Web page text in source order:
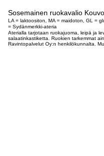
Sosemainen ruokavalio
LA = laktoositon, MA = maidoton, GL =
= Sydänmerkki-ateria
Aterialla tarjotaan ruokajuoma, leipä ja
salaatinkastiketta. Ruokien tarkemmat
Ravintopalvelut Oy:n henkilökunnalta.